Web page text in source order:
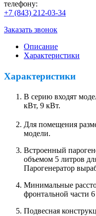
телефону:
+7 (843) 212-03-34
Заказать звонок
Описание
Характеристики
Характеристики
В серию входят
кВт, 9 кВт.
Для помещения
модели.
Встроенный
объемом 5 литров
Парогенератор
Минимальные
фронтальной части
Подвесная